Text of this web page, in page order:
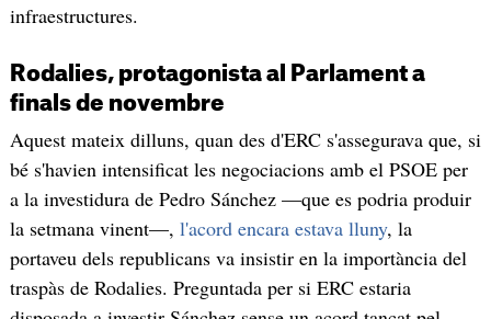
infraestructures.
Rodalies, protagonista al Parlament a
finals de novembre
Aquest mateix dilluns, quan des d'ERC s'assegurava que, si
bé s'havien intensificat les negociacions amb el PSOE per
a la investidura de Pedro Sánchez —que es podria produir
la setmana vinent—, l'acord encara estava lluny, la
portaveu dels republicans va insistir en la importància del
traspàs de Rodalies. Preguntada per si ERC estaria